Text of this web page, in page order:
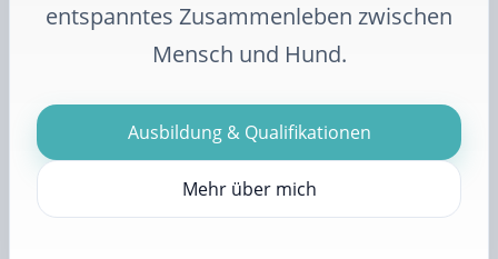
entspanntes Zusammenleben zwischen
Mensch und Hund.
Ausbildung & Qualifikationen
Mehr über mich